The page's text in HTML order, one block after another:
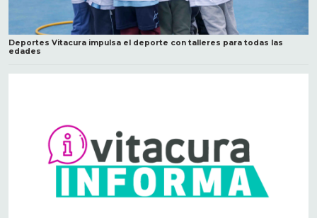
Deportes Vitacura impulsa el deporte con talleres para todas las
edades